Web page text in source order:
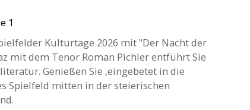
1
Kulturtage 2026 mit "Der Nacht der
mit dem Tenor Roman Pichler entführt Sie
Genießen Sie ,eingebetet in die
Spielfeld mitten in der steierischen